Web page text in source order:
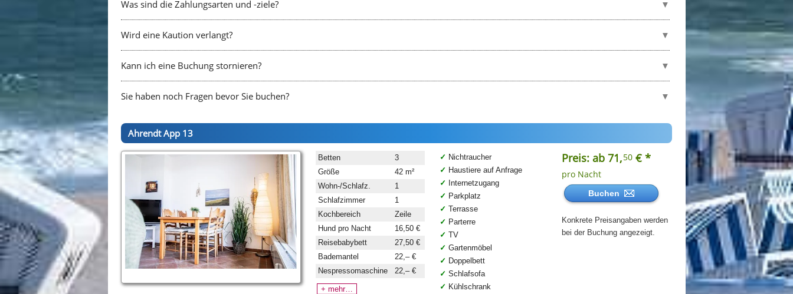
Was sind die Zahlungsarten und -ziele?
Wird eine Kaution verlangt?
Kann ich eine Buchung stornieren?
Sie haben noch Fragen bevor Sie buchen?
Ahrendt App 13
Betten
3
Größe
42 m²
Wohn-/Schlafz.
1
Schlafzimmer
1
Kochbereich
Zeile
Hund pro Nacht
16,50 €
Reisebabybett
27,50 €
Bademantel
22,– €
Nespressomaschine
22,– €
+ mehr…
Nichtraucher
Haustiere auf Anfrage
Internetzugang
Parkplatz
Terrasse
Parterre
TV
Gartenmöbel
Doppelbett
Schlafsofa
Kühlschrank
Preis: ab 71,50 € *
pro Nacht
Buchen
Konkrete Preisangaben werden
bei der Buchung angezeigt.